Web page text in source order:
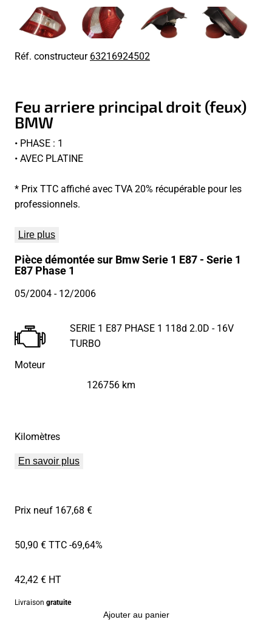
Réf. constructeur63216924502
Feu arriere principal droit (feux)
BMW
• PHASE : 1
• AVEC PLATINE
* Prix TTC affiché avec TVA 20% récupérable pour les
professionnels.
Lire plus
Pièce démontée sur Bmw Serie 1 E87 - Serie 1
E87 Phase 1
05/2004- 12/2006
Moteur
SERIE 1 E87 PHASE 1 118d 2.0D - 16V
TURBO
Kilomètres
126756 km
En savoir plus
Prix neuf 167,68 €
50,90 € TTC-69,64%
42,42 € HT
Livraison gratuite
Ajouter au panier